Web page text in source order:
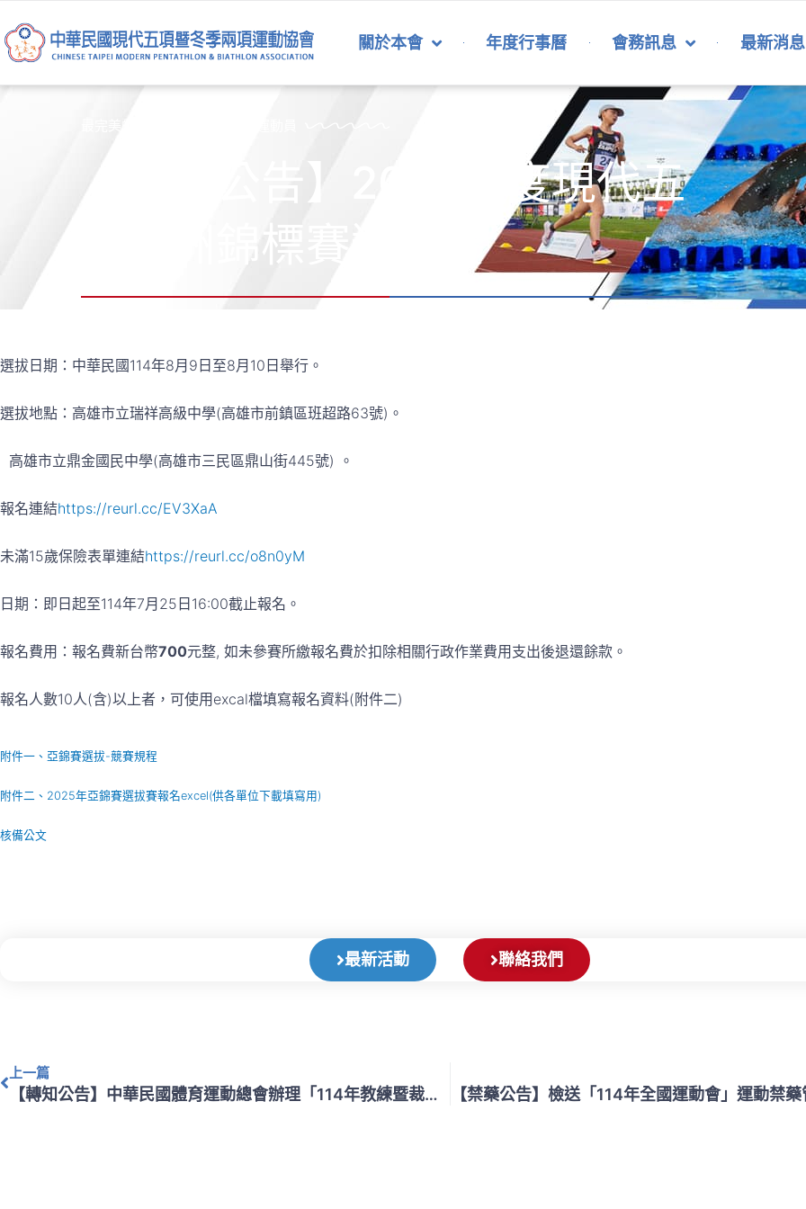
至
主
內
關於本會 年度行事曆 會務訊息 最新消息
【賽事公告】2025年度現代五
項亞洲錦標賽選拔賽
選拔日期：中華民國114年8月9日至8月10日舉行。
選拔地點：高雄市立瑞祥高級中學(高雄市前鎮區班超路63號)。
高雄市立鼎金國民中學(高雄市三民區鼎山街445號) 。
報名連結https://reurl.cc/EV3XaA
未滿15歲保險表單連結https://reurl.cc/o8n0yM
日期：即日起至114年7月25日16:00截止報名。
報名費用：報名費新台幣700元整, 如未參賽所繳報名費於扣除相關行政作業費用支出後退還餘款。
報名人數10人(含)以上者，可使用excal檔填寫報名資料(附件二)
附件一、亞錦賽選拔-競賽規程
附件二、2025年亞錦賽選拔賽報名excel(供各單位下載填寫用)
核備公文
最新活動 聯絡我們
上一篇
【轉知公告】中華民國體育運動總會辦理「114年教練暨裁判增能進修研習會（第17梯次）花蓮場」